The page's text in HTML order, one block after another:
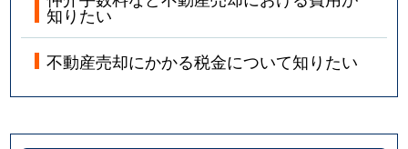
知りたい
不動産売却にかかる税金について知りたい